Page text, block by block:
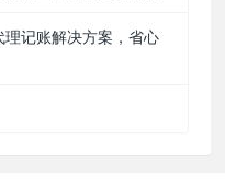
记账解决方案，省心